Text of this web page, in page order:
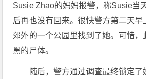
Susie Zhao的妈妈报警，称Susie当
后再也没有回来。很快警方第二天
郊外的一个公园里找到了她。可惜，
黑的尸体。
随后，警方通过调查最终锁定了